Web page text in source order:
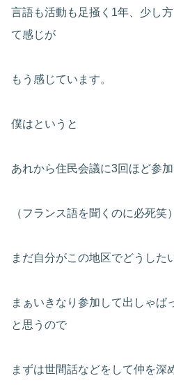
言語も活動も足掻く1年、少し
て感じが
もう感じています。
僕はというと
あれから住民会議に3回ほど参加
（フランス語を聞くのに必死笑）
まだ自分がこの地区でどうした
まぁいきなり参加して出しゃば
と思うので
まずは世間話などをして仲を深